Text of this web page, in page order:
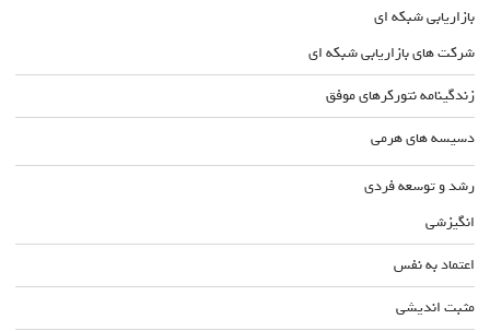
بازاریابی شبکه ای
شرکت های بازاریابی شبکه ای
زندگینامه نتورکرهای موفق
دسیسه های هرمی
رشد و توسعه فردی
انگیزشی
اعتماد به نفس
مثبت اندیشی